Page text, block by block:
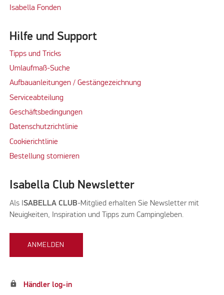
Isabella Fonden
Hilfe und Support
Tipps und Tricks
Umlaufmaß-Suche
Aufbauanleitungen / Gestängezeichnung
Serviceabteilung
Geschäftsbedingungen
Datenschutzrichtlinie
Cookierichtlinie
Bestellung stornieren
Isabella Club Newsletter
Als ISABELLA CLUB-Mitglied erhalten Sie Newsletter mit
Neuigkeiten, Inspiration und Tipps zum Campingleben.
ANMELDEN
lock Händler log-in